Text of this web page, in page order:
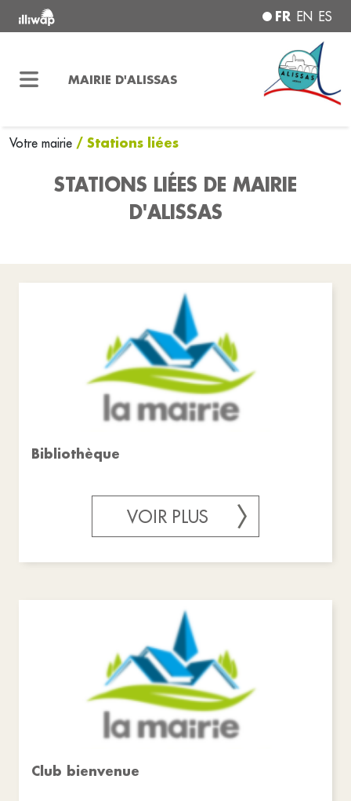
FR EN ES
MAIRIE D'ALISSAS
Votre mairie / Stations liées
STATIONS LIÉES DE MAIRIE
D'ALISSAS
Bibliothèque
VOIR PLUS
Club bienvenue